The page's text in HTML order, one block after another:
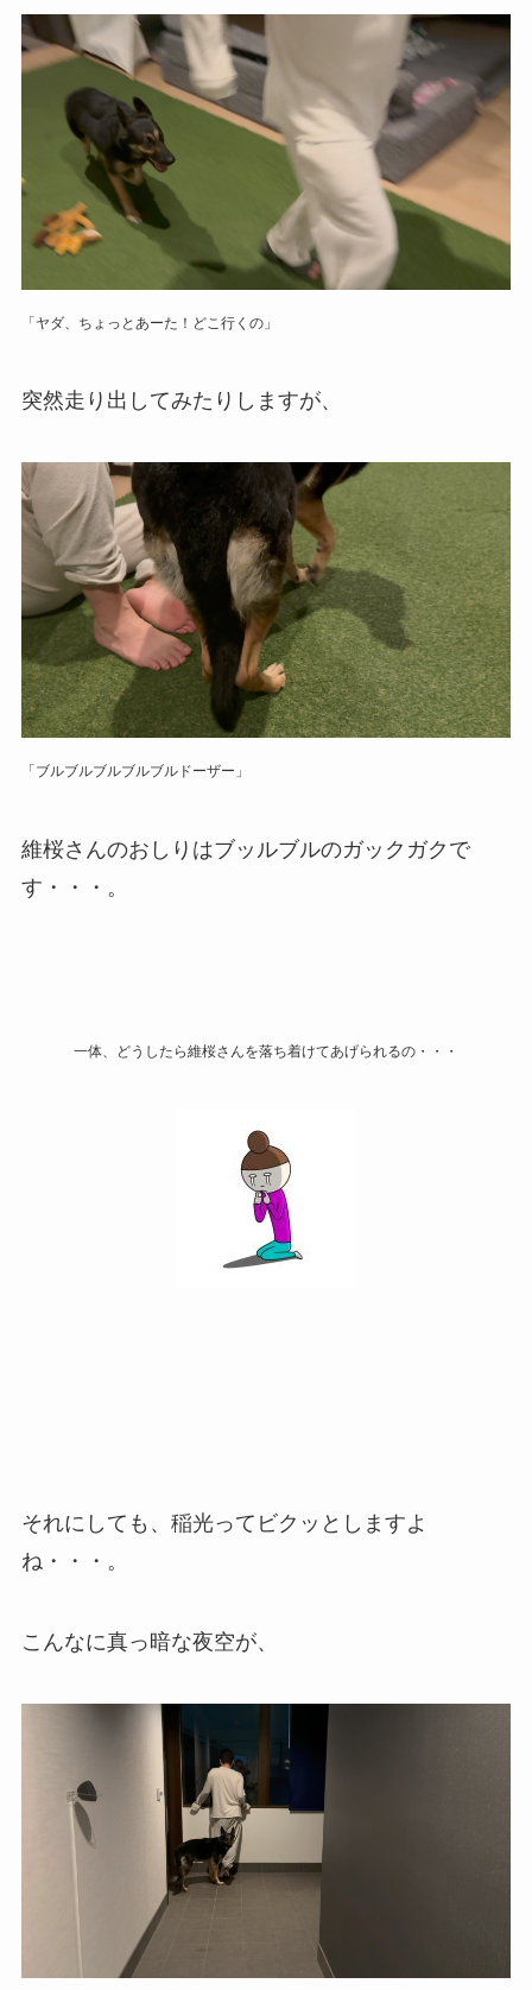
「ヤダ、ちょっとあーた！どこ行くの」
突然走り出してみたりしますが、
「ブルブルブルブルブルドーザー」
維桜さんのおしりはブッルブルのガックガクで
す・・・。
一体、どうしたら維桜さんを落ち着けてあげられるの・・・
それにしても、稲光ってビクッとしますよ
ね・・・。
こんなに真っ暗な夜空が、